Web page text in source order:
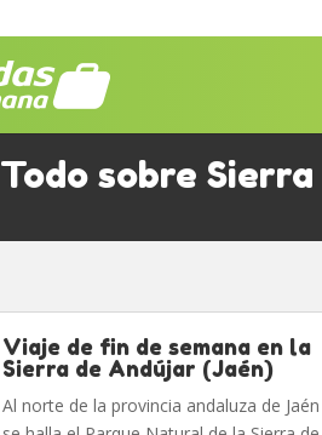
Todo sobre
Viaje de fin de semana en la
Sierra de Andújar (Jaén)
Al norte de la provincia andaluza de Jaén